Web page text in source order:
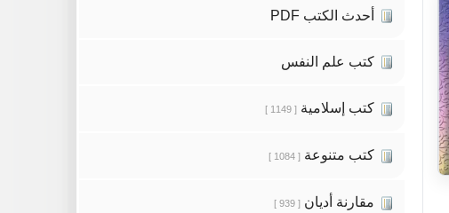
أحدث الكتب PDF
كتب علم النفس
كتب إسلامية [ 1149 ]
كتب متنوعة [ 1084 ]
مقارنة أديان [ 939 ]